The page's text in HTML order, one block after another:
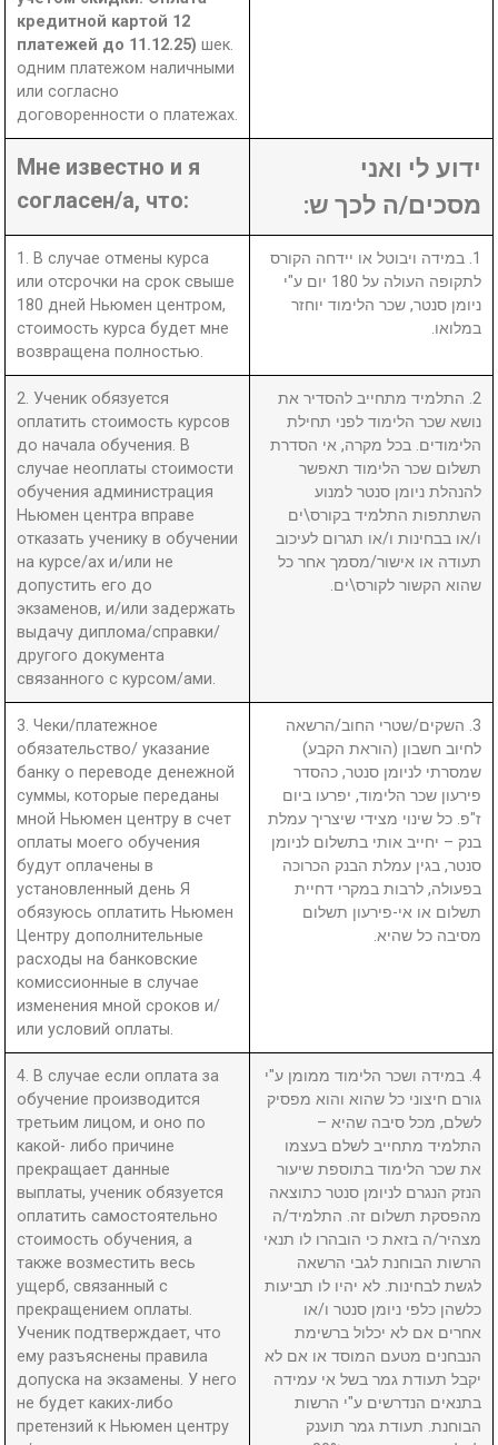
кредитной картой 12
платежей до 11.12.25)шек.
одним платежом наличными
или согласно
договоренности о платежах.
Мне известно и я
согласен/а, что:
ידוע לי ואני
מסכים/ה לכך ש:
1. В случае отмены курса
или отсрочки на срок свыше
180 дней Ньюмен центром,
стоимость курса будет мне
возвращена полностью.
1. במידה ויבוטל או יידחה הקורס
לתקופה העולה על 180 יום ע"י
ניומן סנטר, שכר הלימוד יוחזר
במלואו.
2. Ученик обязуется
оплатить стоимость курсов
до начала обучения. В
случае неоплаты стоимости
обучения администрация
Ньюмен центра вправе
отказать ученику в обучении
на курсе/ах и/или не
допустить его до
экзаменов, и/или задержать
выдачу диплома/справки/
другого документа
связанного с курсом/ами.
2. התלמיד מתחייב להסדיר את
נושא שכר הלימוד לפני תחילת
הלימודים. בכל מקרה, אי הסדרת
תשלום שכר הלימוד תאפשר
להנהלת ניומן סנטר למנוע
השתתפות התלמיד בקורס\ים
ו/או בבחינות ו/או תגרום לעיכוב
תעודה או אישור/מסמך אחר כל
שהוא הקשור לקורס\ים.
3. Чеки/платежное
обязательство/ указание
банку о переводе денежной
суммы, которые переданы
мной Ньюмен центру в счет
оплаты моего обучения
будут оплачены в
установленный день Я
обязуюсь оплатить Ньюмен
Центру дополнительные
расходы на банковские
комиссионные в случае
изменения мной сроков и/
или условий оплаты.
3. השקים/שטרי החוב/הרשאה
לחיוב חשבון (הוראת הקבע)
שמסרתי לניומן סנטר, כהסדר
פירעון שכר הלימוד, יפרעו ביום
ז"פ. כל שינוי מצידי שיצריך עמלת
בנק – יחייב אותי בתשלום לניומן
סנטר, בגין עמלת הבנק הכרוכה
בפעולה, לרבות במקרי דחיית
תשלום או אי-פירעון תשלום
מסיבה כל שהיא.
4. В случае если оплата за
обучение производится
третьим лицом, и оно по
какой- либо причине
прекращает данные
выплаты, ученик обязуется
оплатить самостоятельно
стоимость обучения, а
также возместить весь
ущерб, связанный с
прекращением оплаты.
Ученик подтверждает, что
ему разъяснены правила
допуска на экзамены. У него
не будет каких-либо
претензий к Ньюмен центру
4. במידה ושכר הלימוד ממומן ע"י
גורם חיצוני כל שהוא והוא מפסיק
לשלם, מכל סיבה שהיא –
התלמיד מתחייב לשלם בעצמו
את שכר הלימוד בתוספת שיעור
הנזק הנגרם לניומן סנטר כתוצאה
מהפסקת תשלום זה. התלמיד/ה
מצהיר/ה בזאת כי הובהרו לו תנאי
הרשות הבוחנת לגבי הרשאה
לגשת לבחינות. לא יהיו לו תביעות
כלשהן כלפי ניומן סנטר ו/או
אחרים אם לא יכלול ברשימת
הנבחנים מטעם המוסד או אם לא
יקבל תעודת גמר בשל אי עמידה
בתנאים הנדרשים ע"י הרשות
הבוחנת. תעודת גמר תוענק